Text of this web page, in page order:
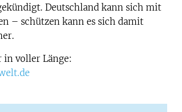
Deutschland kann sich mit
– schützen kann es sich damit
in voller Länge: